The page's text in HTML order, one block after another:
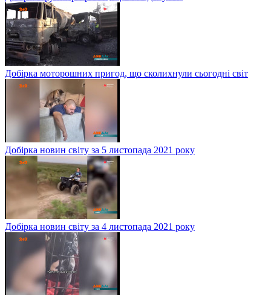
Добірка моторошних пригод, що сколихнули сьогодні світ
Добірка новин світу за 5 листопада 2021 року
Добірка новин світу за 4 листопада 2021 року